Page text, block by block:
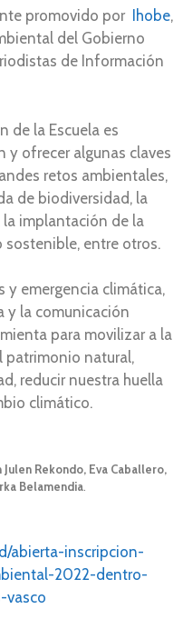
promovido por
Ihobe,
del Gobierno
de Información
de la Escuela es
y ofrecer algunas claves
retos ambientales,
de biodiversidad, la
implantación de la
sostenible, entre otros.
y emergencia climática,
y la comunicación
para movilizar a la
patrimonio natural,
reducir nuestra huella
climático.
Rekondo, Eva Caballero,
Belamendia
abierta-inscripcion-
2022-dentro-
vasco